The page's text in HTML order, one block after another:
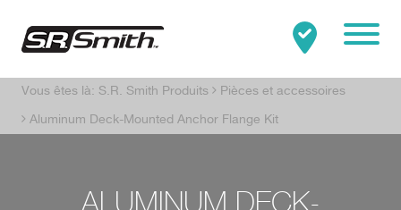
Mobile
Vous êtes là: S.R. Smith Produits Pièces et accessoires
Aluminum Deck-Mounted Anchor Flange Kit